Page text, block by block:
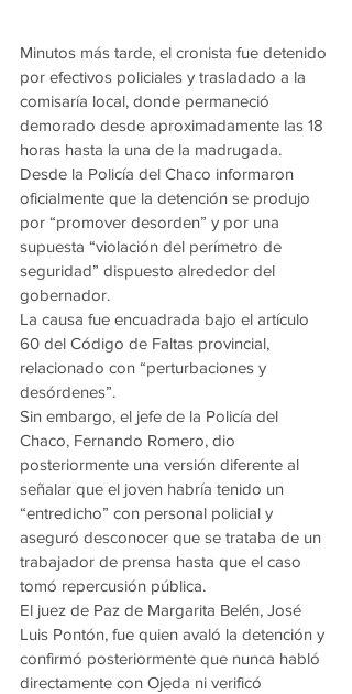
Minutos más tarde, el cronista fue detenido
por efectivos policiales y trasladado a la
comisaría local, donde permaneció
demorado desde aproximadamente las 18
horas hasta la una de la madrugada.
Desde la Policía del Chaco informaron
oficialmente que la detención se produjo
por “promover desorden” y por una
supuesta “violación del perímetro de
seguridad” dispuesto alrededor del
gobernador.
La causa fue encuadrada bajo el artículo
60 del Código de Faltas provincial,
relacionado con “perturbaciones y
desórdenes”.
Sin embargo, el jefe de la Policía del
Chaco, Fernando Romero, dio
posteriormente una versión diferente al
señalar que el joven habría tenido un
“entredicho” con personal policial y
aseguró desconocer que se trataba de un
trabajador de prensa hasta que el caso
tomó repercusión pública.
El juez de Paz de Margarita Belén, José
Luis Pontón, fue quien avaló la detención y
confirmó posteriormente que nunca habló
directamente con Ojeda ni verificó